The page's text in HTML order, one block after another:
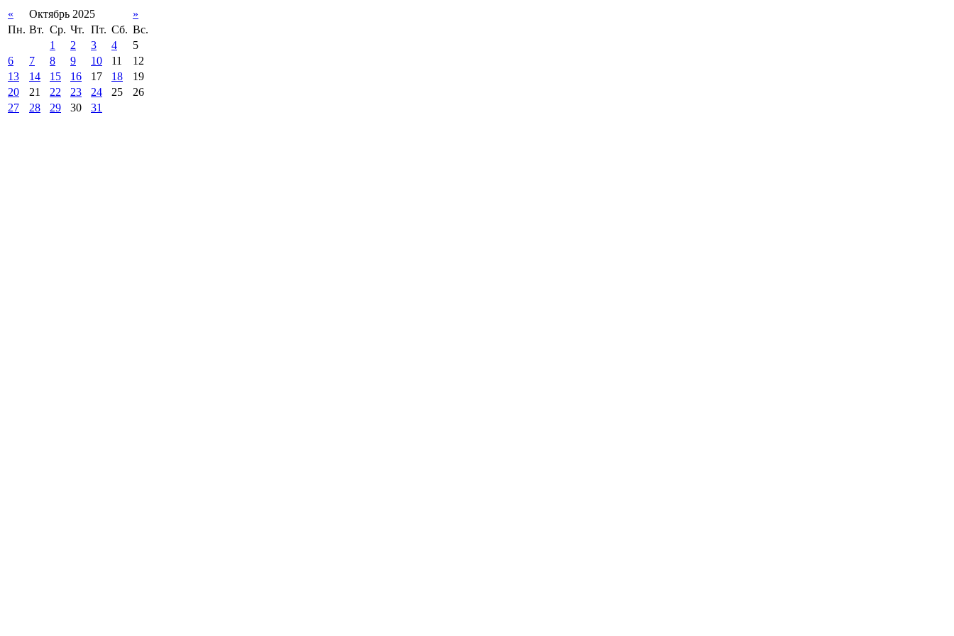
« Октябрь 2025
»
Пн. Вт. Ср. Чт. Пт. Сб. Вс.
1
2 3 4
5
6
7 8 9 10 11
12
13
14 15 16 17 18
19
20
21 22 23 24 25
26
27
28 29 30 31